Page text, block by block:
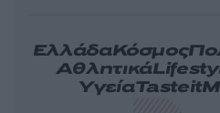
ΕλλάδαΚόσμος
Αθλητικά
ΥγείαTasteit